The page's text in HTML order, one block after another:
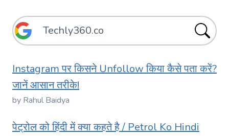
Instagram पर किसने Unfollow किया कैसे पता करें?
जानें आसान तरीके!
by Rahul Baidya
पेट्रोल को हिंदी में क्या कहते है / Petrol Ko Hindi